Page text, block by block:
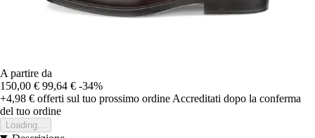
A partire da
150,00 € 99,64 € -34%
+4,98 € offerti sul tuo prossimo ordine Accreditati dopo la conferma
del tuo ordine
Loading...